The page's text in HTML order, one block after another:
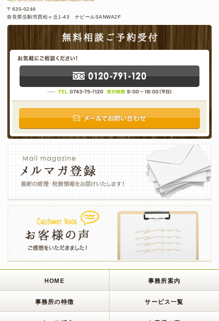
〒630-0246
奈良県生駒市西松ヶ丘1-43 ナビールSANWA2F
HOME 事務所案内
事務所の特徴 サービス一覧